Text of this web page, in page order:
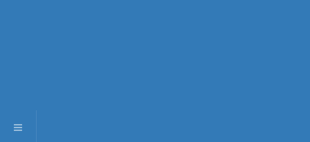
Переключить навигацию